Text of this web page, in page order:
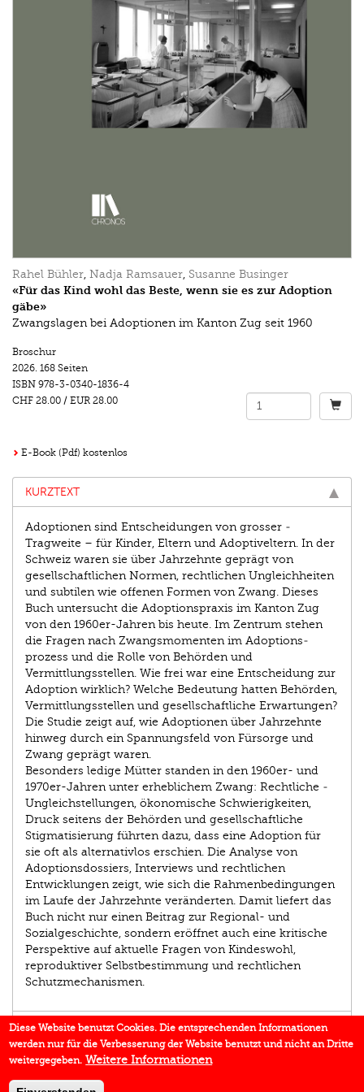
Rahel Bühler Nadja Ramsauer Susanne Businger
«Für das Kind wohl das Beste, wenn sie es zur Adoption
gäbe»
Zwangslagen bei Adoptionen im Kanton Zug seit 1960
Broschur
2026. 168 Seiten
ISBN 978-3-0340-1836-4
CHF 28.00 / EUR 28.00
E-Book (Pdf) kostenlos
KURZTEXT
Adoptionen sind Entscheidungen von grosser ­
Tragweite – für Kinder, Eltern und Adoptiveltern. In der
Schweiz waren sie über Jahrzehnte geprägt von
gesellschaftlichen Normen, rechtlichen Ungleichheiten
und subtilen wie offenen ­Formen von Zwang. Dieses
Buch untersucht die Adoptions­praxis im Kanton Zug
von den 1960er-Jahren bis heute. Im Zentrum ­s­tehen
die Fragen nach Zwangsmomenten im Adoptions­
prozess und die Rolle von Behörden und
Vermittlungsstellen. Wie frei war eine Entscheidung zur
Adoption wirklich? ­Welche Bedeutung hatten Behörden,
Vermittlungsstellen und gesellschaftliche Erwartungen?
Die Studie zeigt auf, wie ­Adoptionen über Jahrzehnte
hinweg durch ein Spannungsfeld von Fürsorge und
Zwang geprägt waren.
Besonders ledige Mütter standen in den 1960er- und
1970er-Jahren unter erheblichem Zwang: Rechtliche ­
Ungleichstellungen, ökonomische Schwierigkeiten,
Druck seitens der Behörden und gesellschaftliche
Stigmatisierung führten dazu, dass eine Adoption für
sie oft als alternativlos erschien. Die Analyse von
Adoptionsdossiers, Interviews und rechtlichen
Entwicklungen zeigt, wie sich die Rahmenbedingungen
im Laufe der Jahrzehnte veränderten. Damit liefert das
Buch nicht nur einen Beitrag zur Regional- und
Sozialgeschichte, sondern eröffnet auch eine kritische
Perspektive auf aktuelle Fragen von Kindes­wohl,
reproduktiver Selbst­bestimmung und rechtlichen
Schutzmechanismen.
AUTOR/IN
EINBLICK
DOWNLOADS
Diese Website benutzt Cookies. Die entsprechenden Informationen
werden nur für die Verbesserung der Website benutzt und nicht an Dritte
weitergegeben. Weitere Informationen